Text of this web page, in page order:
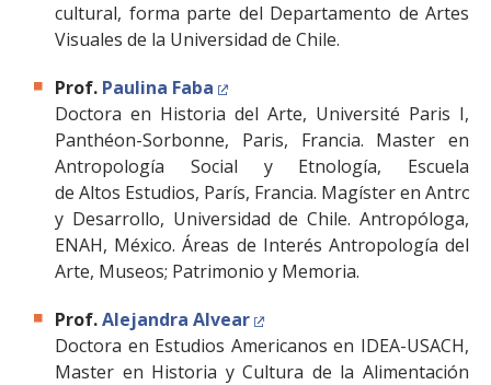
cultural, forma parte del Departamento de Artes
Visuales de la Universidad de Chile.
Prof. Paulina Faba
Doctora en Historia del Arte, Université Paris I,
Panthéon-Sorbonne, Paris, Francia. Master en
Antropología Social y Etnología, Escuela
de Altos Estudios, París, Francia. Magíster en
y Desarrollo, Universidad de Chile. Antropóloga,
ENAH, México. Áreas de Interés Antropología del
Arte, Museos; Patrimonio y Memoria.
Prof.Alejandra Alvear
Doctora en Estudios Americanos en IDEA-USACH,
Master en Historia y Cultura de la Alimentación